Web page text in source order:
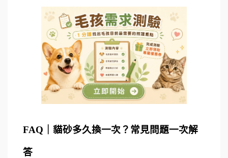
FAQ｜貓砂多久換一次？常見問題一次解
答